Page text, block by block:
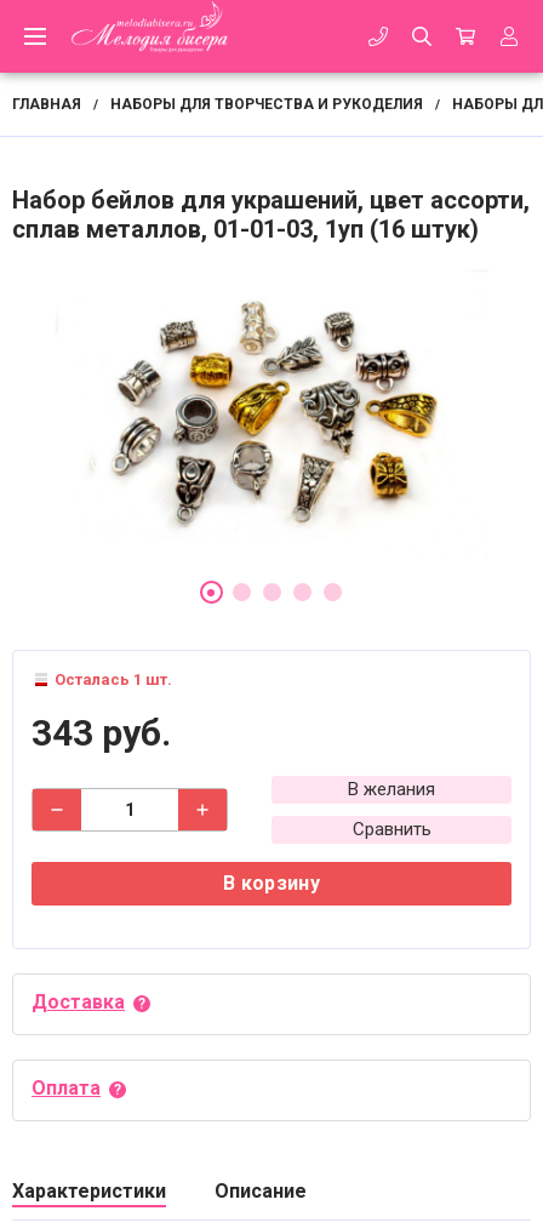
ГЛАВНАЯ / НАБОРЫ ДЛЯ ТВОРЧЕСТВА И РУКОДЕЛИЯ / НАБОРЫ
Набор бейлов для украшений, цвет ассорти,
сплав металлов, 01-01-03, 1уп (16 штук)
Осталась 1 шт.
343 руб.
В желания
Сравнить
В корзину
Доставка
Оплата
Характеристики Описание